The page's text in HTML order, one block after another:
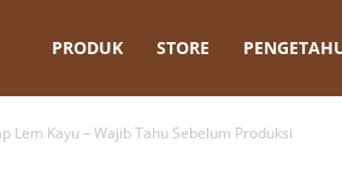
PRODUK STORE
Lem Kayu – Wajib Tahu Sebelum Produksi